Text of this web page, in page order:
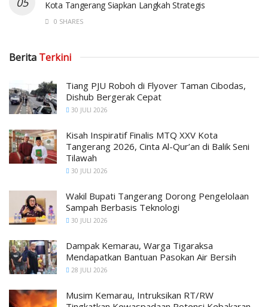
Kota Tangerang Siapkan Langkah Strategis
0 SHARES
Berita Terkini
Tiang PJU Roboh di Flyover Taman Cibodas,
Dishub Bergerak Cepat
30 JULI 2026
Kisah Inspiratif Finalis MTQ XXV Kota
Tangerang 2026, Cinta Al-Qur’an di Balik Seni
Tilawah
30 JULI 2026
Wakil Bupati Tangerang Dorong Pengelolaan
Sampah Berbasis Teknologi
30 JULI 2026
Dampak Kemarau, Warga Tigaraksa
Mendapatkan Bantuan Pasokan Air Bersih
28 JULI 2026
Musim Kemarau, Intruksikan RT/RW